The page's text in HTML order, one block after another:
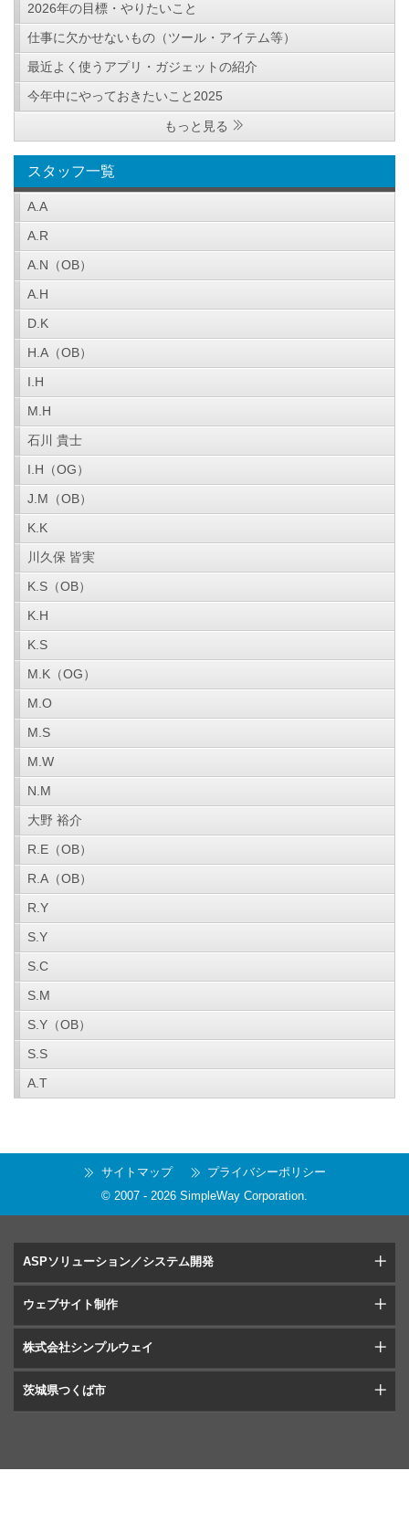
2026年の目標・やりたいこと
仕事に欠かせないもの（ツール・アイテム等）
最近よく使うアプリ・ガジェットの紹介
今年中にやっておきたいこと2025
もっと見る
スタッフ一覧
A.A
A.R
A.N（OB）
A.H
D.K
H.A（OB）
I.H
M.H
石川 貴士
I.H（OG）
J.M（OB）
K.K
川久保 皆実
K.S（OB）
K.H
K.S
M.K（OG）
M.O
M.S
M.W
N.M
大野 裕介
R.E（OB）
R.A（OB）
R.Y
S.Y
S.C
S.M
S.Y（OB）
S.S
A.T
サイトマップ
プライバシーポリシー
© 2007 - 2026 SimpleWay Corporation.
ASPソリューション／システム開発
ウェブサイト制作
株式会社シンプルウェイ
茨城県つくば市